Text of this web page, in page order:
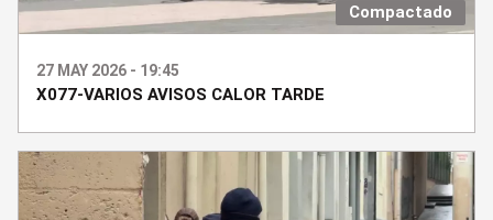
Compactado
27 MAY 2026 - 19:45
X077-VARIOS AVISOS CALOR TARDE